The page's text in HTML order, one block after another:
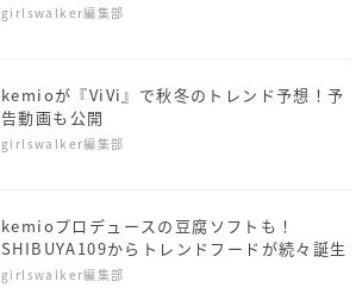
girlswalker編集部
kemioが『ViVi』で秋冬のトレンド予想！予
告動画も公開
girlswalker編集部
kemioプロデュースの豆腐ソフトも！
SHIBUYA109からトレンドフードが続々誕生
girlswalker編集部